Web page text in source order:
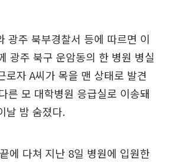
광주 북부경찰서 등에 따르면 이
광주 북구 운암동의 한 병원 병실
로자 A씨가 목을 맨 상태로 발견
른 모 대학병원 응급실로 이송돼
날 밤 숨졌다.
에 다쳐 지난 8일 병원에 입원한